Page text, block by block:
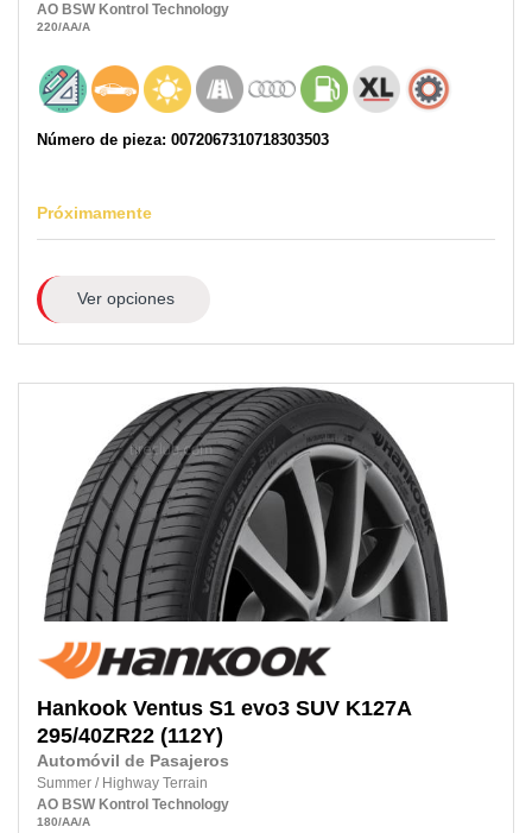
AO BSW Kontrol Technology
220/AA/A
Número de pieza: 0072067310718303503
Próximamente
Ver opciones
Hankook Ventus S1 evo3 SUV K127A
295/40ZR22 (112Y)
Automóvil de Pasajeros
Summer / Highway Terrain
AO BSW Kontrol Technology
180/AA/A